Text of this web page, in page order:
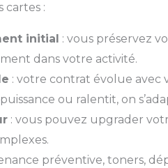
cartes :
initial : vous préservez
dans votre activité.
: votre contrat évolue avec
ou ralentit, on
: vous pouvez upgrader
préventive, toners,